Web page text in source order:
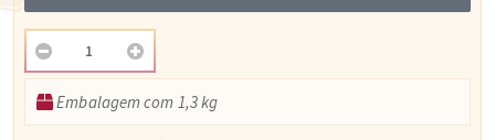
Embalagem com 1,3 kg